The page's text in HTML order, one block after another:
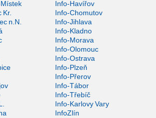
Info-Havířov
Kr.
Info-Chomutov
n.N.
Info-Jihlava
Info-Kladno
Info-Morava
Info-Olomouc
Info-Ostrava
Info-Plzeň
Info-Přerov
Info-Tábor
Info-Třebíč
Info-Karlovy Vary
InfoZlín